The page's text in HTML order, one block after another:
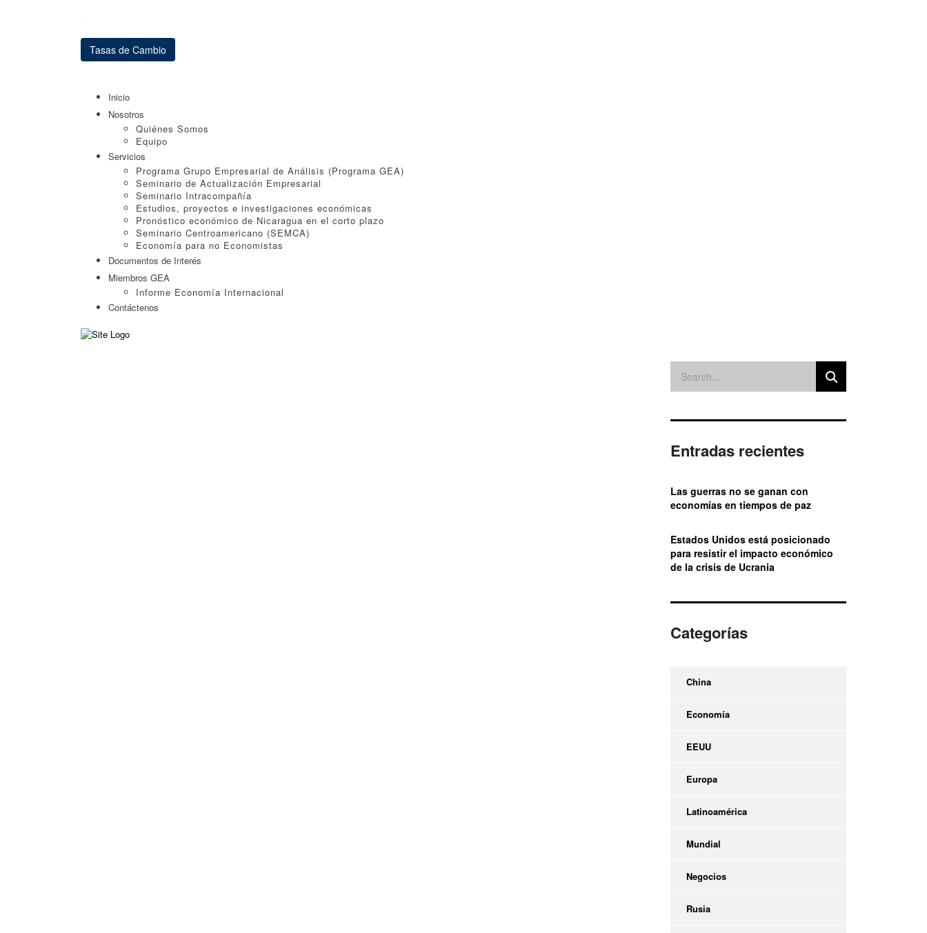
Tasas de Cambio
Inicio
Nosotros
Quiénes Somos
Equipo
Servicios
Programa Grupo Empresarial de Análisis (Programa GEA)
Seminario de Actualización Empresarial
Seminario Intracompañía
Estudios, proyectos e investigaciones económicas
Pronóstico económico de Nicaragua en el corto plazo
Seminario Centroamericano (SEMCA)
Economía para no Economistas
Documentos de Interés
Miembros GEA
Informe Economía Internacional
Contáctenos
Entradas recientes
Las guerras no se ganan con
economías en tiempos de paz
Estados Unidos está posicionado
para resistir el impacto económico
de la crisis de Ucrania
Categorías
China
Economía
EEUU
Europa
Latinoamérica
Mundial
Negocios
Rusia